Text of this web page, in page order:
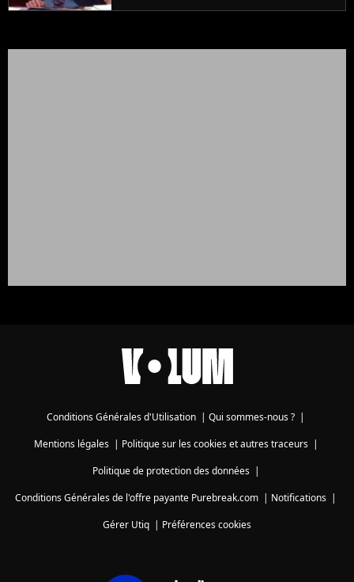
Conditions Générales d'Utilisation | Qui sommes-nous ? |
Mentions légales| Politique sur les cookies et autres traceurs|
Politique de protection des données|
Conditions Générales de l'offre payante Purebreak.com | Notifications |
Gérer Utiq | Préférences cookies